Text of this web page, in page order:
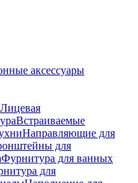
аксессуары
Лицевая
Встраиваемые
Направляющие для
для
Фурнитура для ванных
для